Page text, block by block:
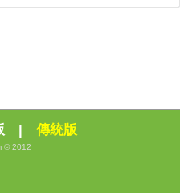
傳統版
© 2012